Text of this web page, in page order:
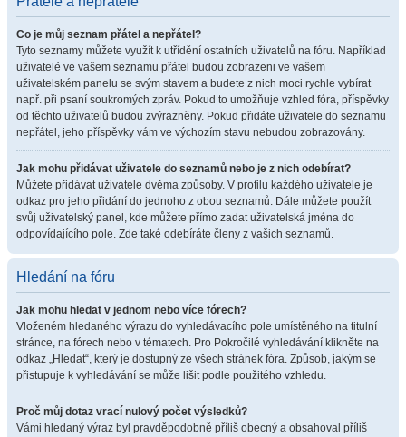
Co je můj seznam přátel a nepřátel?
Tyto seznamy můžete využít k utřídění ostatních uživatelů na fóru. Například
uživatelé ve vašem seznamu přátel budou zobrazeni ve vašem
uživatelském panelu se svým stavem a budete z nich moci rychle vybírat
např. při psaní soukromých zpráv. Pokud to umožňuje vzhled fóra, příspěvky
od těchto uživatelů budou zvýrazněny. Pokud přidáte uživatele do seznamu
nepřátel, jeho příspěvky vám ve výchozím stavu nebudou zobrazovány.
Jak mohu přidávat uživatele do seznamů nebo je z nich odebírat?
Můžete přidávat uživatele dvěma způsoby. V profilu každého uživatele je
odkaz pro jeho přidání do jednoho z obou seznamů. Dále můžete použít
svůj uživatelský panel, kde můžete přímo zadat uživatelská jména do
odpovídajícího pole. Zde také odebíráte členy z vašich seznamů.
Hledání na fóru
Jak mohu hledat v jednom nebo více fórech?
Vloženém hledaného výrazu do vyhledávacího pole umístěného na titulní
stránce, na fórech nebo v tématech. Pro Pokročilé vyhledávání klikněte na
odkaz „Hledat“, který je dostupný ze všech stránek fóra. Způsob, jakým se
přistupuje k vyhledávání se může lišit podle použitého vzhledu.
Proč můj dotaz vrací nulový počet výsledků?
Vámi hledaný výraz byl pravděpodobně příliš obecný a obsahoval příliš